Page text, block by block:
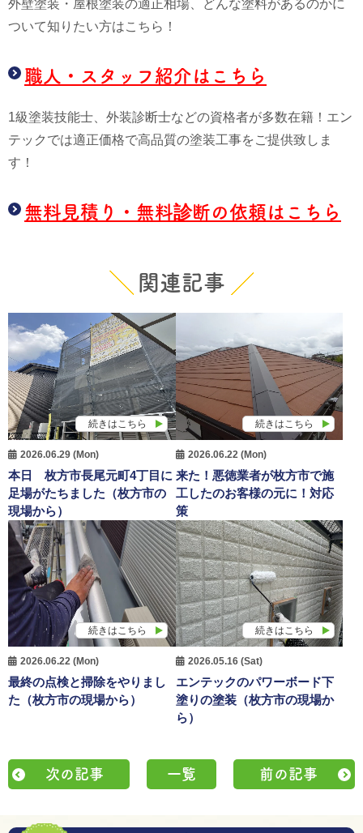
外壁塗装・屋根塗装の適正相場、どんな塗料があるのかに
ついて知りたい方はこちら！
職人・スタッフ紹介はこちら
1級塗装技能士、外装診断士などの資格者が多数在籍！エン
テックでは適正価格で高品質の塗装工事をご提供致しま
す！
無料見積り・無料診断の依頼はこちら
関連記事
続きはこちら
2026.06.29 (Mon)
本日 枚方市長尾元町4丁目に
足場がたちました（枚方市の
現場から）
続きはこちら
2026.06.22 (Mon)
来た！悪徳業者が枚方市で施
工したのお客様の元に！対応
策
続きはこちら
2026.06.22 (Mon)
最終の点検と掃除をやりまし
た（枚方市の現場から）
続きはこちら
2026.05.16 (Sat)
エンテックのパワーボード下
塗りの塗装（枚方市の現場か
ら）
次の記事 一覧 前の記事